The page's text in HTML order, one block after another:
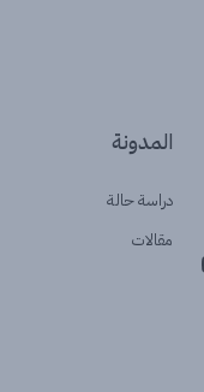
المدونة
دراسة حالة
مقالات